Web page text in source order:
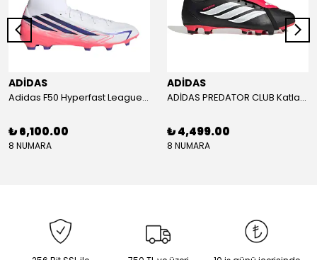
ADİDAS
Adidas F50 Hyperfast League Mid Erkek Krampon (IH7090)
₺ 6,100.00
8 NUMARA
ADİDAS
ADİDAS PREDATOR CLUB Katlanır Dilli Çim Saha/Çoklu Zemin Kramponu JR3330
₺ 4,499.00
8 NUMARA